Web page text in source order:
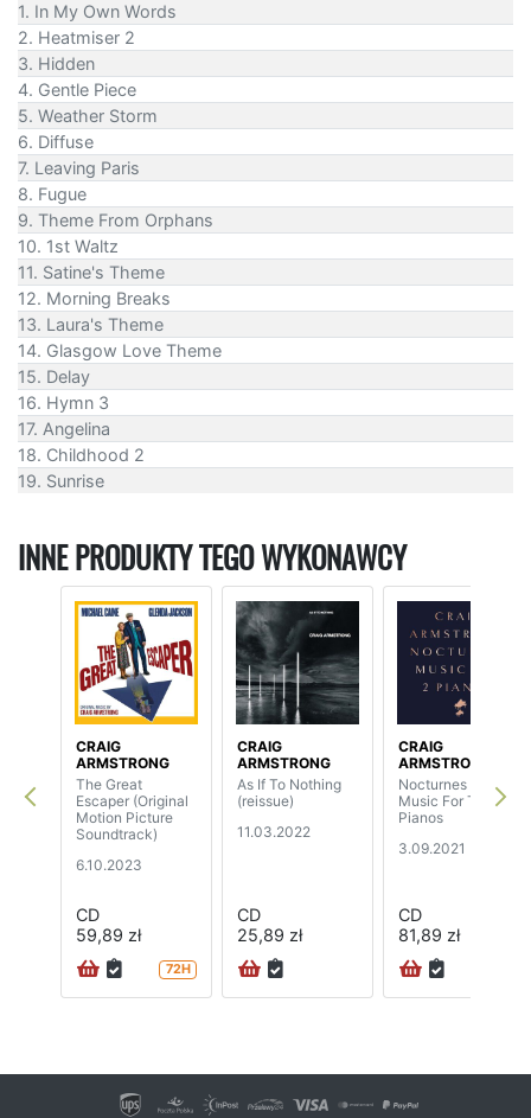
1. In My Own Words
2. Heatmiser 2
3. Hidden
4. Gentle Piece
5. Weather Storm
6. Diffuse
7. Leaving Paris
8. Fugue
9. Theme From Orphans
10. 1st Waltz
11. Satine's Theme
12. Morning Breaks
13. Laura's Theme
14. Glasgow Love Theme
15. Delay
16. Hymn 3
17. Angelina
18. Childhood 2
19. Sunrise
INNE PRODUKTY TEGO WYKONAWCY
CRAIG
ARMSTRONG
The Great
Escaper (Original
Motion Picture
Soundtrack)
6.10.2023
CD
59,89 zł
72H
CRAIG
ARMSTRONG
As If To Nothing
(reissue)
11.03.2022
CD
25,89 zł
CRAIG
ARMSTRONG
Nocturnes -
Music For Two
Pianos
3.09.2021
CD
81,89 zł